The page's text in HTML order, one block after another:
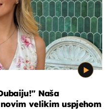
Naša
velikim uspjehom